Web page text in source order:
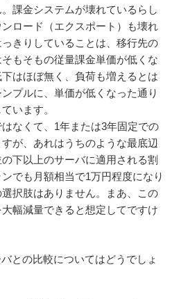
課金システムが壊れているらし
ロード（エクスポート）も壊れ
きりしていることは、移行先の
もそもの従量課金単価が低くな
はほぼ無く、負荷も増えるとは
プルに、単価が低くなった通り
います。
なくて、1年または3年固定での
すが、あれはうちのような最底辺
下以上のサーバに適用される割
でも月額相当で1万円程度になり
択肢はありません。まあ、この
幅減量できると想定してですけ
との比較についてはどうでしょ